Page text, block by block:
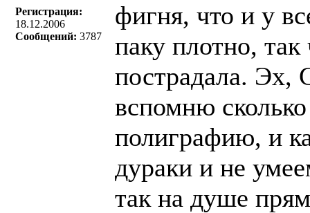
Регистрация:
18.12.2006
Сообщений: 3787
фигня, что и у
паку плотно, так
пострадала.
вспомню
полиграфию, и
дураки и не
так на душе